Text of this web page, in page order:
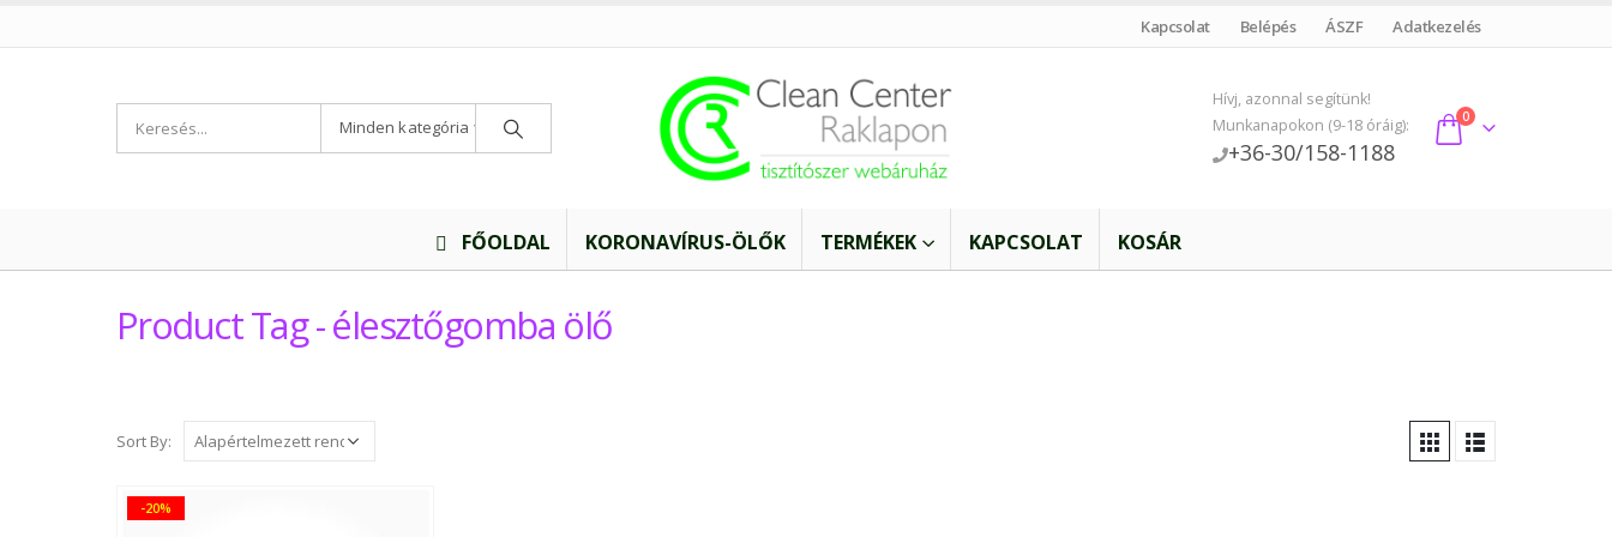
Kapcsolat Belépés ÁSZF Adatkezelés
Minden kategória
Hívj, azonnal segítünk!
Munkanapokon (9-18 óráig):
+36-30/158-1188
0
FŐOLDAL KORONAVÍRUS-ÖLŐK TERMÉKEK KAPCSOLAT KOSÁR
Product Tag - élesztőgomba ölő
Sort By:
-20%